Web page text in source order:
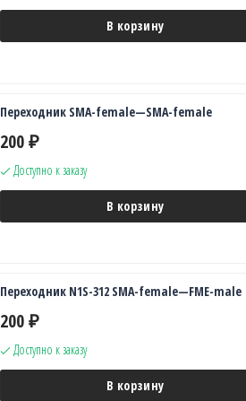
В корзину
Переходник SMA-female—SMA-female
200 ₽
Доступно к заказу
В корзину
Переходник N1S-312 SMA-female—FME-male
200 ₽
Доступно к заказу
В корзину